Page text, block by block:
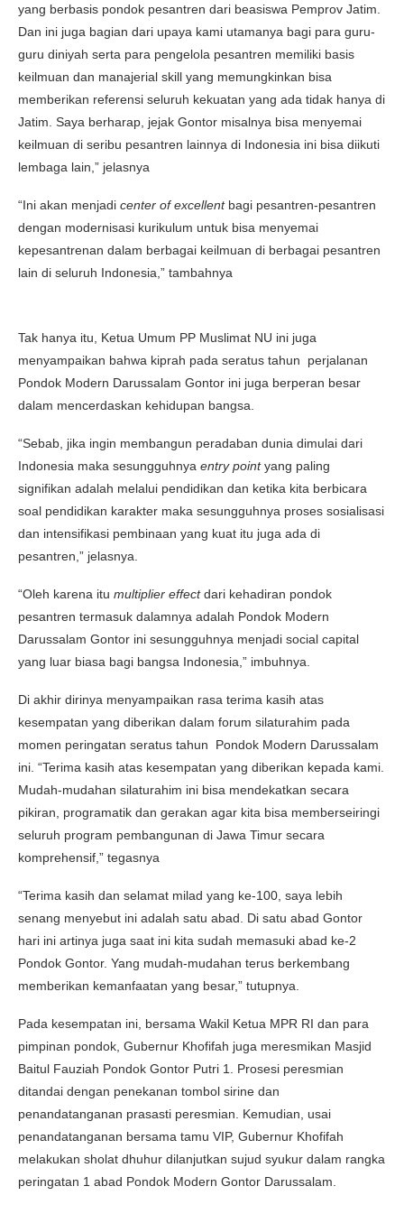
yang berbasis pondok pesantren dari beasiswa Pemprov Jatim.
Dan ini juga bagian dari upaya kami utamanya bagi para guru-
guru diniyah serta para pengelola pesantren memiliki basis
keilmuan dan manajerial skill yang memungkinkan bisa
memberikan referensi seluruh kekuatan yang ada tidak hanya di
Jatim. Saya berharap, jejak Gontor misalnya bisa menyemai
keilmuan di seribu pesantren lainnya di Indonesia ini bisa diikuti
lembaga lain,” jelasnya
“Ini akan menjadi center of excellentbagi pesantren-pesantren
dengan modernisasi kurikulum untuk bisa menyemai
kepesantrenan dalam berbagai keilmuan di berbagai pesantren
lain di seluruh Indonesia,” tambahnya
Tak hanya itu, Ketua Umum PP Muslimat NU ini juga
menyampaikan bahwa kiprah pada seratus tahun perjalanan
Pondok Modern Darussalam Gontor ini juga berperan besar
dalam mencerdaskan kehidupan bangsa.
“Sebab, jika ingin membangun peradaban dunia dimulai dari
Indonesia maka sesungguhnya entry pointyang paling
signifikan adalah melalui pendidikan dan ketika kita berbicara
soal pendidikan karakter maka sesungguhnya proses sosialisasi
dan intensifikasi pembinaan yang kuat itu juga ada di
pesantren,” jelasnya.
“Oleh karena itu multiplier effectdari kehadiran pondok
pesantren termasuk dalamnya adalah Pondok Modern
Darussalam Gontor ini sesungguhnya menjadi social capital
yang luar biasa bagi bangsa Indonesia,” imbuhnya.
Di akhir dirinya menyampaikan rasa terima kasih atas
kesempatan yang diberikan dalam forum silaturahim pada
momen peringatan seratus tahun Pondok Modern Darussalam
ini. “Terima kasih atas kesempatan yang diberikan kepada kami.
Mudah-mudahan silaturahim ini bisa mendekatkan secara
pikiran, programatik dan gerakan agar kita bisa memberseiringi
seluruh program pembangunan di Jawa Timur secara
komprehensif,” tegasnya
“Terima kasih dan selamat milad yang ke-100, saya lebih
senang menyebut ini adalah satu abad. Di satu abad Gontor
hari ini artinya juga saat ini kita sudah memasuki abad ke-2
Pondok Gontor. Yang mudah-mudahan terus berkembang
memberikan kemanfaatan yang besar,” tutupnya.
Pada kesempatan ini, bersama Wakil Ketua MPR RI dan para
pimpinan pondok, Gubernur Khofifah juga meresmikan Masjid
Baitul Fauziah Pondok Gontor Putri 1. Prosesi peresmian
ditandai dengan penekanan tombol sirine dan
penandatanganan prasasti peresmian. Kemudian, usai
penandatanganan bersama tamu VIP, Gubernur Khofifah
melakukan sholat dhuhur dilanjutkan sujud syukur dalam rangka
peringatan 1 abad Pondok Modern Gontor Darussalam.